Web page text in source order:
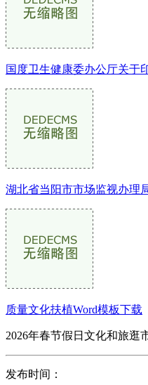
国度卫生健康委办公厅关于
湖北省当阳市市场监视办理
质量文化扶植Word模板下载
2026年春节假日文化和旅逛
发布时间：